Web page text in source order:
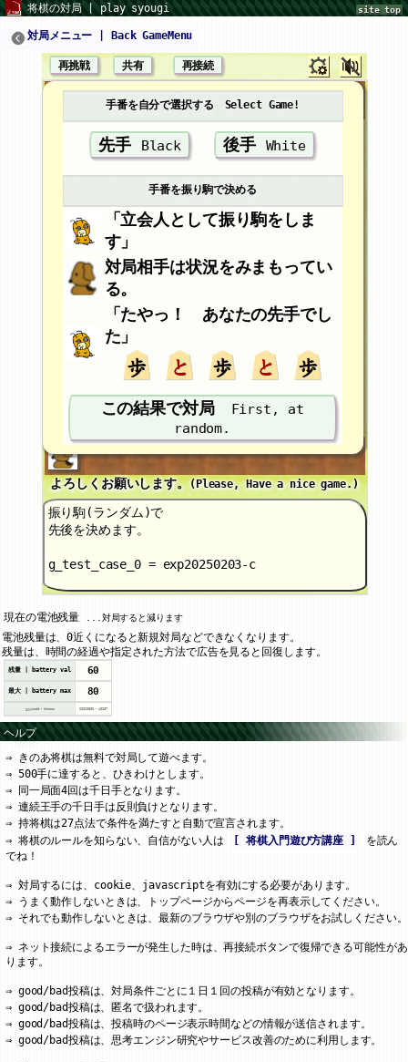
site top
将棋の対局 | play syougi
対局メニュー | Back GameMenu
再挑戦 共有 再接続
よろしくお願いします。(Please, Have a nice game.)
手番を自分で選択する Select Game!
先手 Black 後手 White
手番を振り駒で決める
「立会人として振り駒をしま
す」
対局相手は状況をみまもってい
る。
「たやっ！ あなたの先手でし
た」
この結果で対局
First, at
random.
振り駒(ランダム)で
先後を決めます。
g_test_case_0 = exp20250203-c
現在の電池残量 ...対局すると減ります
電池残量は、0近くになると新規対局などできなくなります。
残量は、時間の経過や指定された方法で広告を見ると回復します。
残量 | battery val 60
最大 | battery max 80
yyyymmdd - hhmmss 20260806-40207
ヘルプ
きのあ将棋は無料で対局して遊べます。
500手に達すると、ひきわけとします。
同一局面4回は千日手となります。
連続王手の千日手は反則負けとなります。
持将棋は27点法で条件を満たすと自動で宣言されます。
将棋のルールを知らない、自信がない人は
[ 将棋入門遊び方講座 ]
を読ん
でね！
対局するには、cookie、javascriptを有効にする必要があります。
うまく動作しないときは、トップページからページを再表示してください。
それでも動作しないときは、最新のブラウザや別のブラウザをお試しください。
ネット接続によるエラーが発生した時は、再接続ボタンで復帰できる可能性があ
ります。
good/bad投稿は、対局条件ごとに１日１回の投稿が有効となります。
good/bad投稿は、匿名で扱われます。
good/bad投稿は、投稿時のページ表示時間などの情報が送信されます。
good/bad投稿は、思考エンジン研究やサービス改善のために利用します。